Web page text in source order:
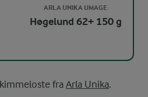
ARLA UNIKA UMAGE
Høgelund 62+ 150 g
fra Arla Unika.